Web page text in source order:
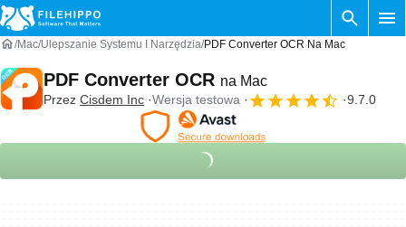
Mac Ulepszanie Systemu I Narzędzia PDF Converter OCR Na Mac
PDF Converter OCR na Mac
Przez Cisdem Inc Wersja testowa 9.7.0